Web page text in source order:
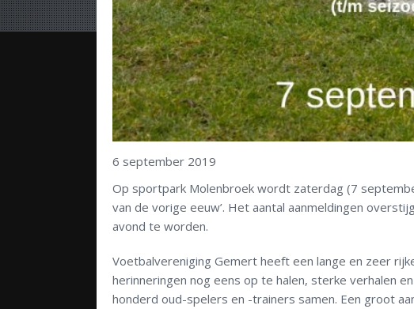
6 september 2019
Op sportpark Molenbroek wordt zaterdag (7
van de vorige eeuw’. Het aantal aanmeldingen
avond te worden.
Voetbalvereniging Gemert heeft een lange en zeer
herinneringen nog eens op te halen, sterke verhalen
honderd oud-spelers en -trainers samen. Een groot